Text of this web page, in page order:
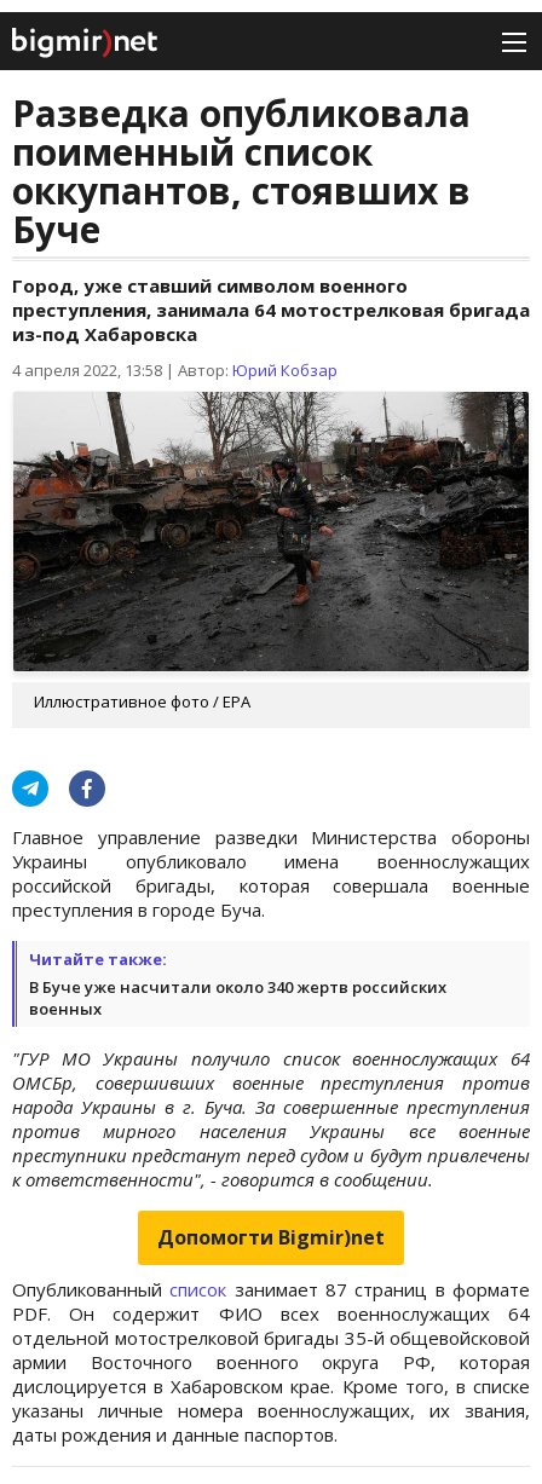
Разведка опубликовала
поименный список
оккупантов, стоявших в
Буче
Город, уже ставший символом военного
преступления, занимала 64 мотострелковая бригада
из-под Хабаровска
4 апреля 2022, 13:58 | Автор: Юрий Кобзар
Иллюстративное фото / EPA
Главное управление разведки Министерства обороны
Украины опубликовало имена военнослужащих
российской бригады, которая совершала военные
преступления в городе Буча.
Читайте также:
В Буче уже насчитали около 340 жертв российских
военных
"ГУР МО Украины получило список военнослужащих 64
ОМСБр, совершивших военные преступления против
народа Украины в г. Буча. За совершенные преступления
против мирного населения Украины все военные
преступники предстанут перед судом и будут привлечены
к ответственности", - говорится в сообщении.
Допомогти Bigmir)net
Опубликованныйсписок занимает 87 страниц в формате
PDF. Он содержит ФИО всех военнослужащих 64
отдельной мотострелковой бригады 35-й общевойсковой
армии Восточного военного округа РФ, которая
дислоцируется в Хабаровском крае. Кроме того, в списке
указаны личные номера военнослужащих, их звания,
даты рождения и данные паспортов.